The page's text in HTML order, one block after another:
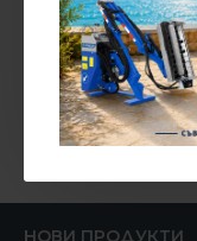
продукт или в
НОВИ ПРОДУКТИ